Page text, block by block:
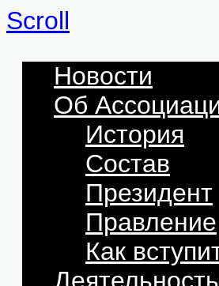
Scroll
Новости
Об
История
Состав
Президент
Правление
Как